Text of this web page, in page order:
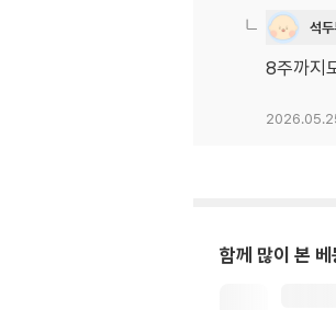
석
8주까지
함께 많이 본 베